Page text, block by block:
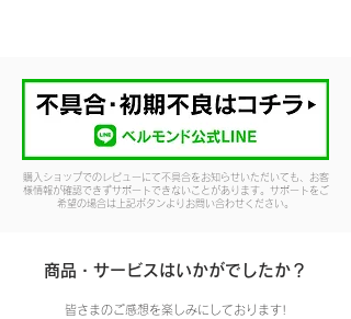
購入ショップでのレビューにて不具合をお知らせいただいても、お客
様情報が確認できずサポートできないことがあります。サポートをご
希望の場合は上記ボタンよりお問い合わせください。
商品・サービスはいかがでしたか？
皆さまのご感想を楽しみにしております!